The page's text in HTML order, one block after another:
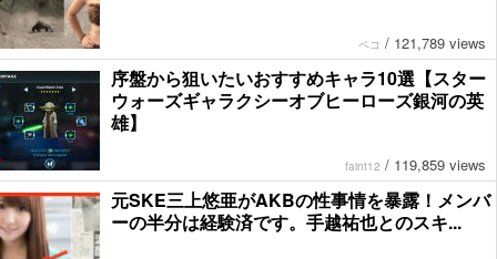
ペコ / 121,789 views
序盤から狙いたいおすすめキャラ10選【スター
ウォーズギャラクシーオブヒーローズ銀河の英
雄】
faint12 / 119,859 views
元SKE三上悠亜がAKBの性事情を暴露！メンバ
ーの半分は経験済です。手越祐也とのスキ...